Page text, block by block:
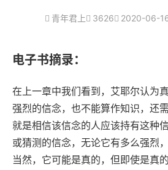
青年君上 3626 2020-06-
电子书摘录：
在上一章中我们看到，艾耶尔认为
强烈的信念，也不能算作知识，还
就是相信该信念的人应该持有这种
或猜测的信念，无论它有多么强烈
当然，它可能是真的，但即使是真